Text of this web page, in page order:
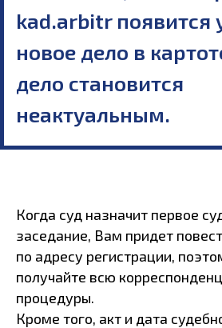
kad.arbitr появится
новое дело в
дело становится
неактуальным.
Когда суд назначит первое
заседание, Вам придет
по адресу регистрации,
получайте всю
процедуры.
Кроме того, акт и дата